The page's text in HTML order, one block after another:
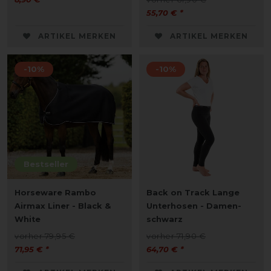
ARTIKEL MERKEN
55,70 € *
ARTIKEL MERKEN
Bestseller
-10%
Horseware Rambo
Airmax Liner - Black &
White
vorher 79,95 €
71,95 € *
-10%
Back on Track Lange
Unterhosen - Damen-
schwarz
vorher 71,90 €
64,70 € *